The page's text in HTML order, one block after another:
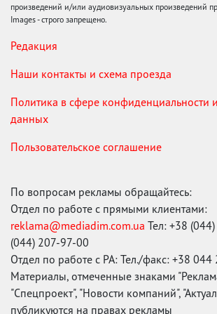
произведений и/или аудиовизуальных произведений
Images - строго запрещено.
Редакция
Наши контакты и схема проезда
Политика в сфере конфиденциальности
данных
Пользовательское соглашение
По вопросам рекламы обращайтесь:
Отдел по работе с прямыми клиентами:
reklama@mediadim.com.ua Тел: +38
(044) 207-97-00
Отдел по работе с РА: Тел./факс: +38
Материалы, отмеченные знаками
"Спецпроект", "Новости компаний",
публикуются на правах рекламы